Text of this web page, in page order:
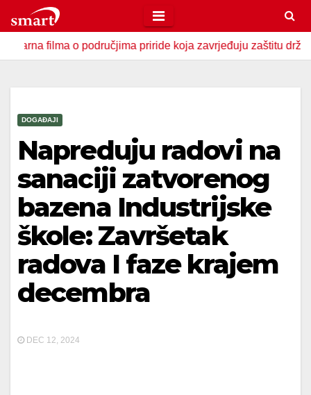
to
contento područjima priride koja zavrjeđuju zaštitu države
DOGAĐAJI
Napreduju radovi na
sanaciji zatvorenog
bazena Industrijske
škole: Završetak
radova I faze krajem
decembra
DEC 12, 2024